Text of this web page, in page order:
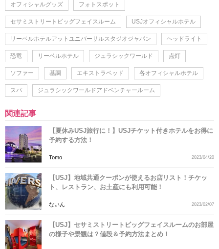
オフィシャルグッズ フォトスポット
セサミストリートビッグフェイスルーム USJオフィシャルホテル
リーベルホテルアットユニバーサルスタジオジャパン ヘッドライト
恐竜 リーベルホテル ジュラシックワールド 点灯
ソファー 基調 エキストラベッド 各オフィシャルホテル
スパ ジュラシックワールドアドベンチャールーム
関連記事
【夏休みUSJ旅行に！】USJチケット付きホテルをお得に
予約する方法！
Tomo 2023/04/20
【USJ】地域共通クーポンが使えるお店リスト！チケッ
ト、レストラン、お土産にも利用可能！
ないん 2023/02/07
【USJ】セサミストリートビッグフェイスルームのお部屋
の様子や景観は？値段＆予約方法まとめ！